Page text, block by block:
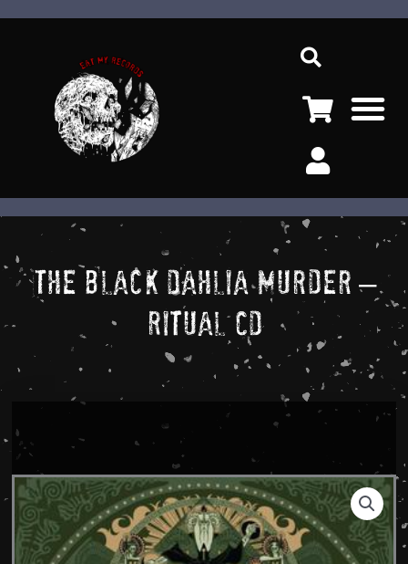
The Black Dahlia Murder –
Ritual CD